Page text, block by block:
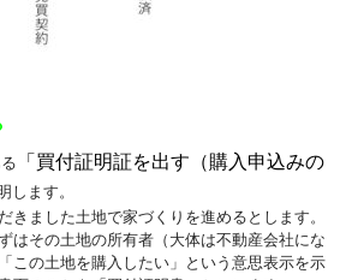
「買付証明証を出す（購入申込みの
します。
きました土地で家づくりを進めるとします。
はその土地の所有者（大体は不動産会社にな
この土地を購入したい」という意思表示を示